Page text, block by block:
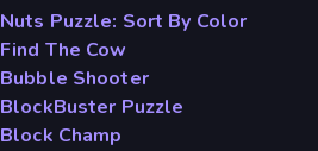
Nuts Puzzle: Sort By Color
Find The Cow
Bubble Shooter
BlockBuster Puzzle
Block Champ